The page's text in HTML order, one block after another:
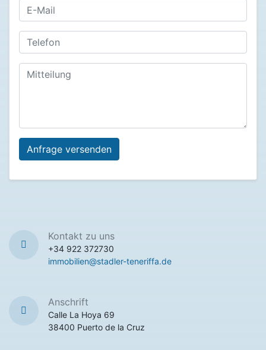
Kontakt zu uns
+34 922 372730
immobilien@stadler-teneriffa.de
Anschrift
Calle La Hoya 69
38400 Puerto de la Cruz